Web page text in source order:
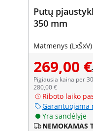
Putų
350 mm
Matmenys (LxŠxV)
269,00 €
Pigiausia kaina per
280,00 €
Riboto laiko
Garantuojama
Yra sandėlyje
NEMOKAMAS